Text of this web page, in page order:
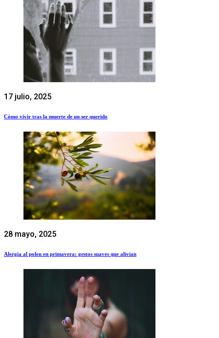
17 julio, 2025
Cómo vivir tras la muerte de un ser querido
28 mayo, 2025
Alergia al polen en primavera: gestos suaves que alivian